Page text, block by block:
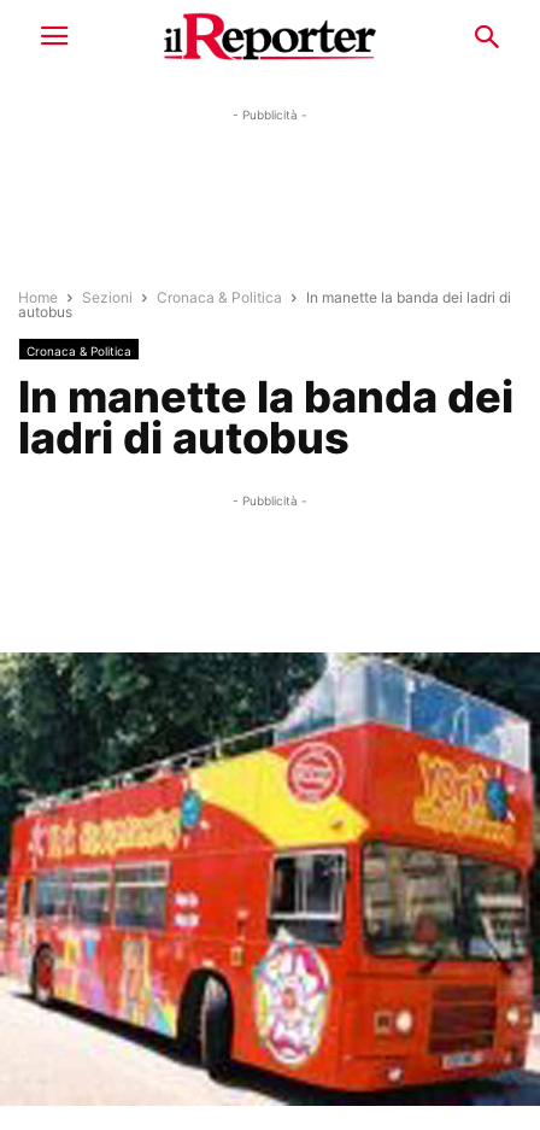
- Pubblicità -
Home Sezioni Cronaca & Politica
In manette la banda dei ladri di
autobus
Cronaca & Politica
In manette la banda dei
ladri di autobus
- Pubblicità -